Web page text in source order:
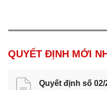
QUYẾT ĐỊNH MỚI
Quyết định số